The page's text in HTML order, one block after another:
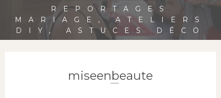
REPORTAGES
MARIAGE, ATELIERS
DIY, ASTUCES DÉCO
miseenbeaute